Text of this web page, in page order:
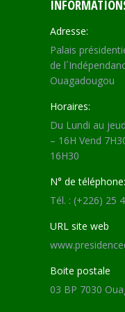
Adresse:
Palais
de
Ouagadougou
Horaires:
Du Lundi au
– 16H Vend
16H30
N° de téléphone:
Tél. : (+226) 25
URL site web
Boite postale
03 BP 7030